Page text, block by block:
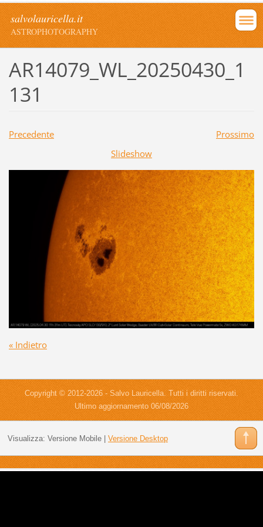
salvolauricella.it
ASTROPHOTOGRAPHY
AR14079_WL_20250430_1
131
Precedente
Prossimo
Slideshow
« Indietro
Copyright © 2012-2026 - Salvo Lauricella. Tutti i diritti riservati.
Ultimo aggiornamento 06/08/2026
Visualizza: Versione Mobile| Versione Desktop